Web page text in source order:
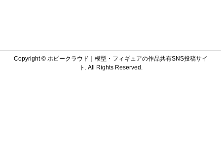
Copyright ©ホビークラウド｜模型・フィギュアの作品共有SNS投稿サイ
ト. All Rights Reserved.